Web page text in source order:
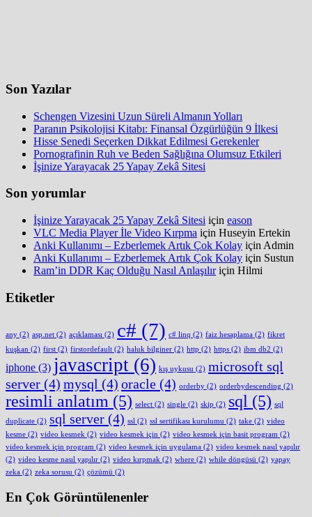
Son Yazılar
Schengen Vizesini Uzun Süreli Almanın Yolları
Paranın Psikolojisi Kitabı: Finansal Özgürlüğün 9 İlkesi
Hisse Senedi Seçerken Dikkat Edilmesi Gerekenler
Pornografinin Ruh ve Beden Sağlığına Olumsuz Etkileri
İşinize Yarayacak 25 Yapay Zekâ Sitesi
Son yorumlar
İşinize Yarayacak 25 Yapay Zekâ Sitesi için eason
VLC Media Player İle Video Kırpma için Huseyin Ertekin
Anki Kullanımı – Ezberlemek Artık Çok Kolay için Admin
Anki Kullanımı – Ezberlemek Artık Çok Kolay için Sustun
Ram’in DDR Kaç Olduğu Nasıl Anlaşılıriçin Hilmi
Etiketler
any (2) asp.net (2) açıklaması (2) c# (7) c# linq (2) faiz hesaplama (2) fikret
kuşkan (2) first (2) firstordefault (2) haluk bilginer (2) http (2) https (2) ibm db2 (2)
iphone (3) javascript (6) kış uykusu (2) microsoft sql
server (4) mysql (4) oracle (4) orderby (2) orderbydescending (2)
resimli anlatım (5) select (2) single (2) skip (2) sql (5) sql
duplicate (2) sql server (4) ssl (2) ssl sertifikası kurulumu (2) take (2) video
kesme (2) video kesmek (2) video kesmek için (2) video kesmek için basit program (2)
video kesmek için program (2) video kesmek için uygulama (2) video kesmek nasıl yapılır
(2) video kesme nasıl yapılır (2) video kırpmak (2) where (2) while döngüsü (2) yapay
zeka (2) zeka sorusu (2) çözümü (2)
En Çok Görüntülenenler